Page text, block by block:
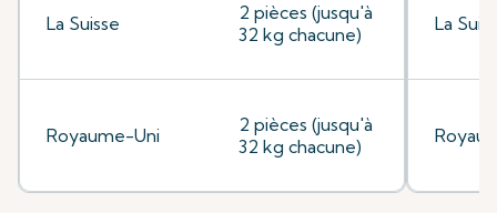
La Suisse
2 pièces (jusqu'à
32 kg chacune)
Royaume-Uni
2 pièces (jusqu'à
32 kg chacune)
La